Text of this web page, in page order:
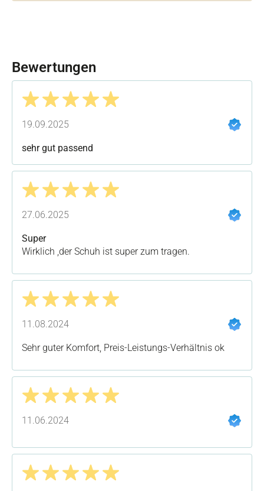
Bewertungen
19.09.2025
sehr gut passend
27.06.2025
Super
Wirklich ,der Schuh ist super zum tragen.
11.08.2024
Sehr guter Komfort, Preis-Leistungs-Verhältnis ok
11.06.2024